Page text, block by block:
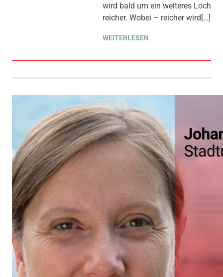
THEMEN,UMWELT, KLIMA &
ENERGIE
,WIRTSCHAFT &
wird bald um ein weiteres Loch
reicher. Wobei – reicher wird[…]
WEITERLESEN